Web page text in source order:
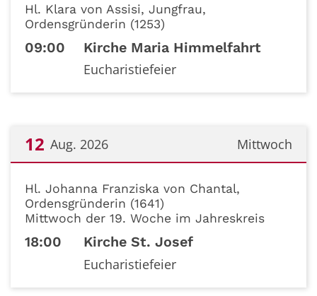
Hl. Klara von Assisi, Jungfrau,
Ordensgründerin (1253)
09:00 Kirche Maria Himmelfahrt
Eucharistiefeier
Mittwoch
12 Aug. 2026
Hl. Johanna Franziska von Chantal,
Ordensgründerin (1641)
Mittwoch der 19. Woche im Jahreskreis
18:00 Kirche St. Josef
Eucharistiefeier